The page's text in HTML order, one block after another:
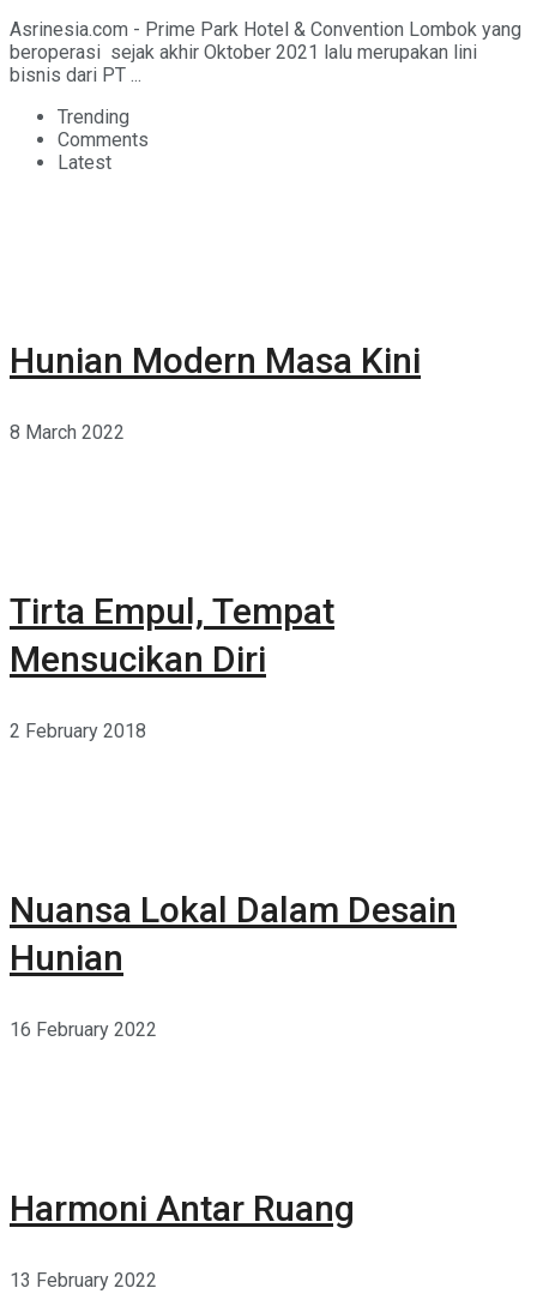
Asrinesia.com - Prime Park Hotel & Convention Lombok yang
beroperasi sejak akhir Oktober 2021 lalu merupakan lini
bisnis dari PT ...
Trending
Comments
Latest
Hunian Modern Masa Kini
8 March 2022
Tirta Empul, Tempat
Mensucikan Diri
2 February 2018
Nuansa Lokal Dalam Desain
Hunian
16 February 2022
Harmoni Antar Ruang
13 February 2022